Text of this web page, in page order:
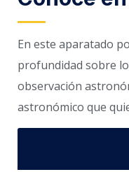
En este aparatado
profundidad sobre
observación
astronómico que